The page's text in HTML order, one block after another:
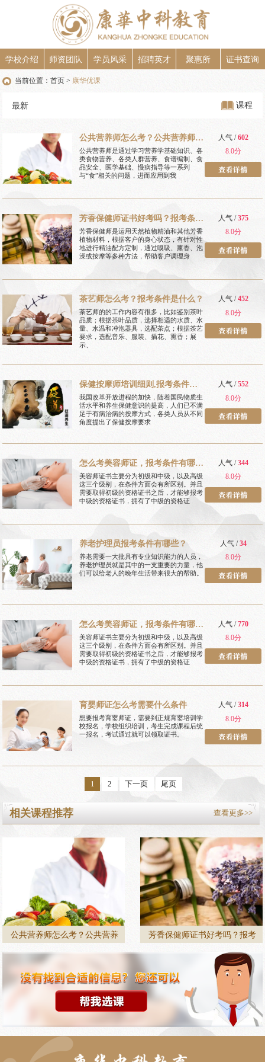
学校介绍 师资团队 学员风采 招聘英才 聚惠所 证书查询
当前位置： 首页> 康华优课
最新 课程
公共营养师怎么考？公共营养师报
考条件？
公共营养师是通过学习营养学基础知识、各
类食物营养、各类人群营养、食谱编制、食
品安全、医学基础、慢病指导等一系列
与“食”相关的问题，进而应用到我
人气 /602
8.0分
芳香保健师证书好考吗？报考条件
是什么？
芳香保健师是运用天然植物精油和其他芳香
植物材料，根据客户的身心状态，有针对性
地进行精油配方定制，通过嗅吸、薰香、泡
澡或按摩等多种方法，帮助客户调理身
人气 /375
8.0分
茶艺师怎么考？报考条件是什么？
茶艺师的的工作内容有很多，比如鉴别茶叶
品质；根据茶叶品质，选择相适的水质、水
量、水温和冲泡器具，选配茶点；根据茶艺
要求，选配音乐、服装、插花、熏香；展
示、
人气 /452
8.0分
保健按摩师培训细则,报考条件有
哪些
我国改革开放进程的加快，随着国民物质生
活水平和养生保健意识的提高，人们已不满
足于有病治病的按摩方式，各类人员从不同
角度提出了保健按摩要求
人气 /552
8.0分
怎么考美容师证，报考条件有哪
些
美容师证书主要分为初级和中级，以及高级
这三个级别，在条件方面会有所区别。并且
需要取得初级的资格证书之后，才能够报考
中级的资格证书，拥有了中级的资格证
人气 /344
8.0分
养老护理员报考条件有哪些？
养老需要一大批具有专业知识能力的人员，
养老护理员就是其中的一支重要的力量，他
们可以给老人的晚年生活带来很大的帮助。
人气 /34
8.0分
怎么考美容师证，报考条件有哪
些
美容师证书主要分为初级和中级，以及高级
这三个级别，在条件方面会有所区别。并且
需要取得初级的资格证书之后，才能够报考
中级的资格证书，拥有了中级的资格证
人气 /770
8.0分
育婴师证怎么考需要什么条件
想要报考育婴师证，需要到正规育婴培训学
校报名，学校组织培训，考生完成课程后统
一报名，考试通过就可以领取证书。
人气 /314
8.0分
1 2 下一页 尾页
相关课程推荐 查看更多>>
公共营养师怎么考？公共营养 芳香保健师证书好考吗？报考